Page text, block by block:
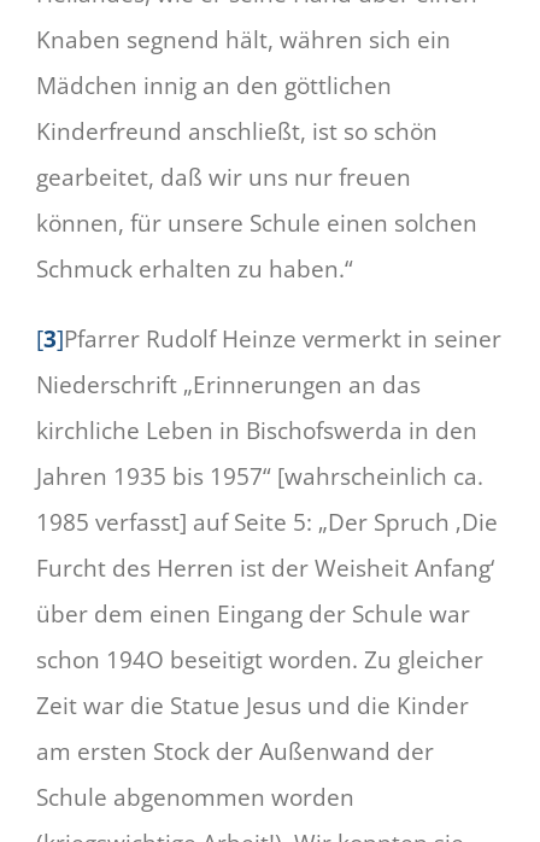
Knaben segnend hält, währen sich ein
Mädchen innig an den göttlichen
Kinderfreund anschließt, ist so schön
gearbeitet, daß wir uns nur freuen
können, für unsere Schule einen solchen
Schmuck erhalten zu haben.“
[3]Pfarrer Rudolf Heinze vermerkt in seiner
Niederschrift „Erinnerungen an das
kirchliche Leben in Bischofswerda in den
Jahren 1935 bis 1957“ [wahrscheinlich ca.
1985 verfasst] auf Seite 5: „Der Spruch ‚Die
Furcht des Herren ist der Weisheit Anfang‘
über dem einen Eingang der Schule war
schon 194O beseitigt worden. Zu gleicher
Zeit war die Statue Jesus und die Kinder
am ersten Stock der Außenwand der
Schule abgenommen worden